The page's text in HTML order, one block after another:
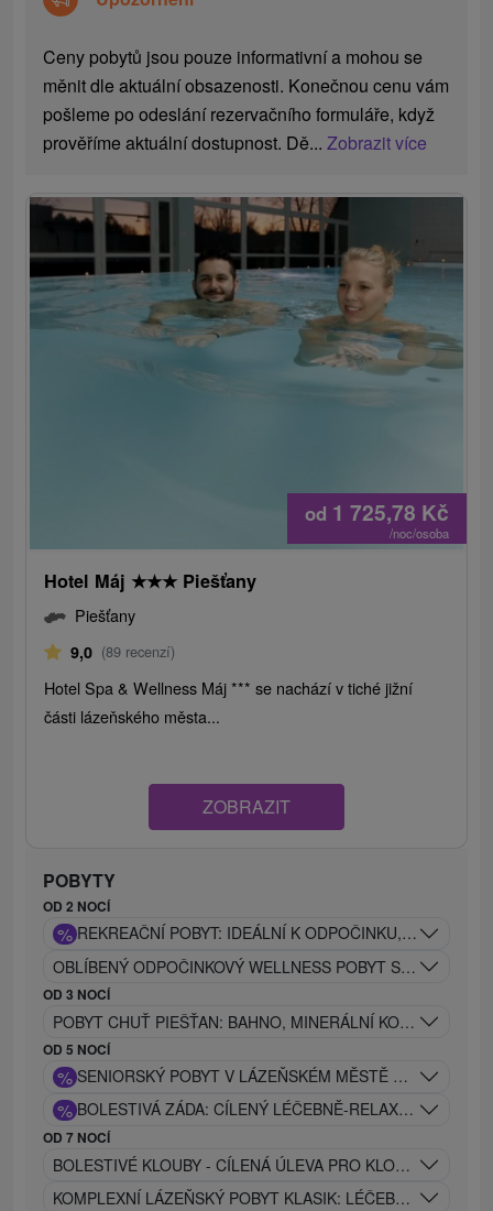
Ceny pobytů jsou pouze informativní a mohou se
měnit dle aktuální obsazenosti. Konečnou cenu vám
pošleme po odeslání rezervačního formuláře, když
prověříme aktuální dostupnost. Dě...Zobrazit více
od 1 725,78 Kč
/noc/osoba
Hotel Máj ★★★ Piešťany
Piešťany
9,0 (89 recenzí)
Hotel Spa & Wellness Máj *** se nachází v tiché jižní
části lázeňského města...
ZOBRAZIT
POBYTY
OD 2 NOCÍ
% REKREAČNÍ POBYT: IDEÁLNÍ K ODPOČINKU,
OBLÍBENÝ ODPOČINKOVÝ WELLNESS POBYT S
OD 3 NOCÍ
POBYT CHUŤ PIEŠŤAN: BAHNO, MINERÁLNÍ KOUPEL,
OD 5 NOCÍ
% SENIORSKÝ POBYT V LÁZEŇSKÉM MĚSTĚ PIEŠŤANY
% BOLESTIVÁ ZÁDA: CÍLENÝ LÉČEBNĚ-RELAXAČNÍ
OD 7 NOCÍ
BOLESTIVÉ KLOUBY - CÍLENÁ ÚLEVA PRO KLOUBY -
KOMPLEXNÍ LÁZEŇSKÝ POBYT KLASIK: LÉČEBNÝ